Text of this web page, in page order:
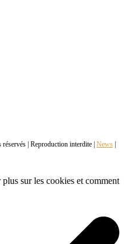
| Reproduction interdite | News
sur les cookies et comment